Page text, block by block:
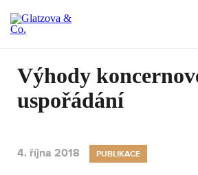
Výhody
uspořádání
4. října 2018 PUBLIKACE